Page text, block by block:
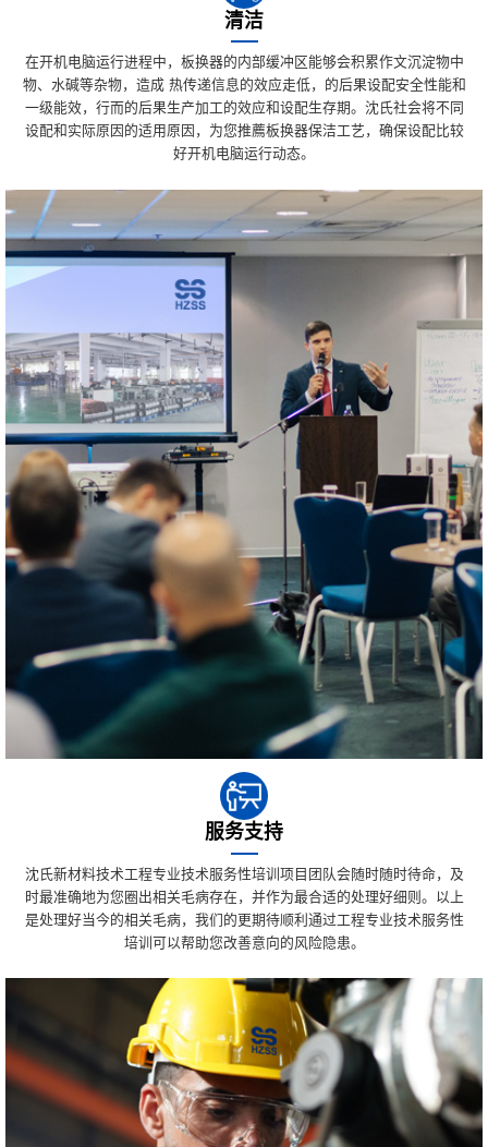
清洁
在开机电脑运行进程中，板换器的内部缓冲区能够会积累作文沉淀物中
物、水碱等杂物，造成 热传递信息的效应走低，的后果设配安全性能和
一级能效，行而的后果生产加工的效应和设配生存期。沈氏社会将不同
设配和实际原因的适用原因，为您推薦板换器保洁工艺，确保设配比较
好开机电脑运行动态。
服务支持
沈氏新材料技术工程专业技术服务性培训项目团队会随时随时待命，及
时最准确地为您圈出相关毛病存在，并作为最合适的处理好细则。以上
是处理好当今的相关毛病，我们的更期待顺利通过工程专业技术服务性
培训可以帮助您改善意向的风险隐患。